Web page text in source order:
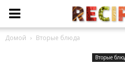
Домой Вторые блюда
Вторые